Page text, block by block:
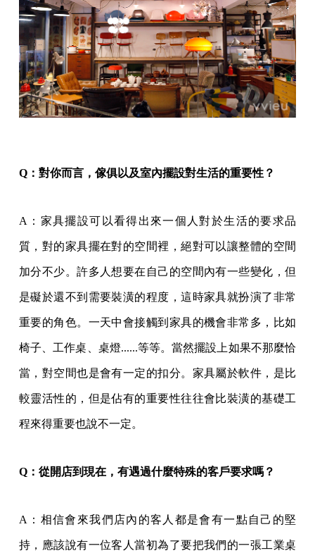
Q：對你而言，傢俱以及室內擺設對生活的重要性？
A：家具擺設可以看得出來一個人對於生活的要求品
質，對的家具擺在對的空間裡，絕對可以讓整體的空間
加分不少。許多人想要在自己的空間內有一些變化，但
是礙於還不到需要裝潢的程度，這時家具就扮演了非常
重要的角色。一天中會接觸到家具的機會非常多，比如
椅子、工作桌、桌燈......等等。當然擺設上如果不那麼恰
當，對空間也是會有一定的扣分。家具屬於軟件，是比
較靈活性的，但是佔有的重要性往往會比裝潢的基礎工
程來得重要也說不一定。
Q：從開店到現在，有遇過什麼特殊的客戶要求嗎？
A：相信會來我們店內的客人都是會有一點自己的堅
持，應該說有一位客人當初為了要把我們的一張工業桌